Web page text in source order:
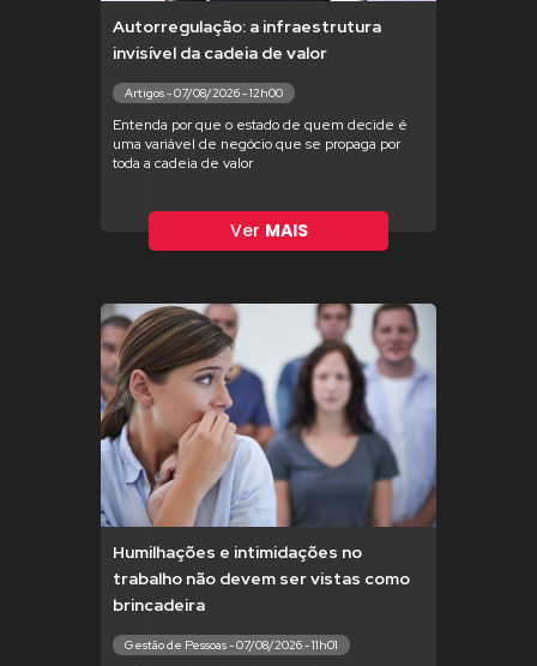
Autorregulação: a infraestrutura
invisível da cadeia de valor
Artigos - 07/08/2026 - 12h00
Entenda por que o estado de quem decide é
uma variável de negócio que se propaga por
toda a cadeia de valor
Ver MAIS
Humilhações e intimidações no
trabalho não devem ser vistas como
brincadeira
Gestão de Pessoas - 07/08/2026 - 11h01